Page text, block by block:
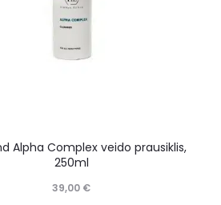
Alpha Complex veido prausiklis,
250ml
39,00 €